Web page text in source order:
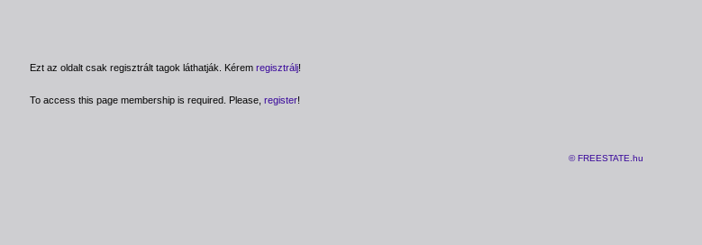
Ezt az oldalt csak regisztrált tagok láthatják. Kérem regisztrálj!
To access this page membership is required. Please, register!
© FREESTATE.hu